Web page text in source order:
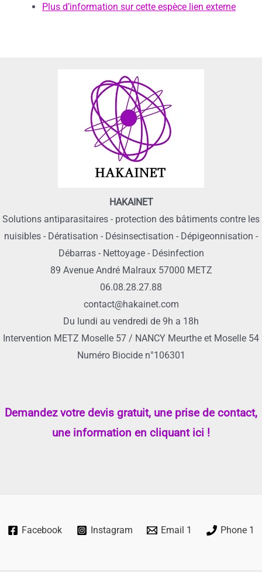
Plus d’information sur cette espèce lien externe
HAKAINET
Solutions antiparasitaires - protection des bâtiments contre les
nuisibles - Dératisation - Désinsectisation - Dépigeonnisation -
Débarras - Nettoyage - Désinfection
89 Avenue André Malraux 57000 METZ
06.08.28.27.88
contact@hakainet.com
Du lundi au vendredi de 9h a 18h
Intervention METZ Moselle 57 / NANCY Meurthe et Moselle 54
Numéro Biocide n°106301
Demandez votre devis gratuit, une prise de contact,
une information en cliquant ici !
Facebook Instagram Email 1 Phone 1